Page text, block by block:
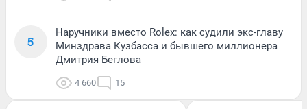
5
Наручники вместо Rolex: как судили экс-главу
Минздрава Кузбасса и бывшего миллионера
Дмитрия Беглова
4 660 15